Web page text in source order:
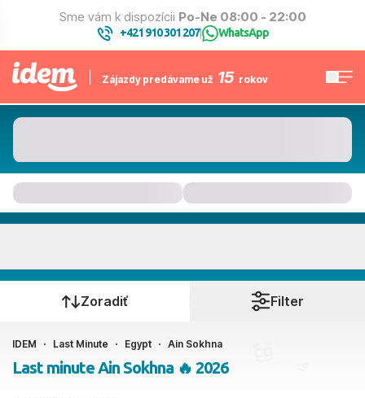
Sme vám k dispozícii Po-Ne 08:00 - 22:00
+421 910 301 207| WhatsApp
Zájazdy predávame už 15 rokov
Kedy cestujete?
Ako cestujete?
Zoradiť Filter
IDEM Last Minute Egypt Ain Sokhna
Last minute Ain Sokhna 🔥 2026